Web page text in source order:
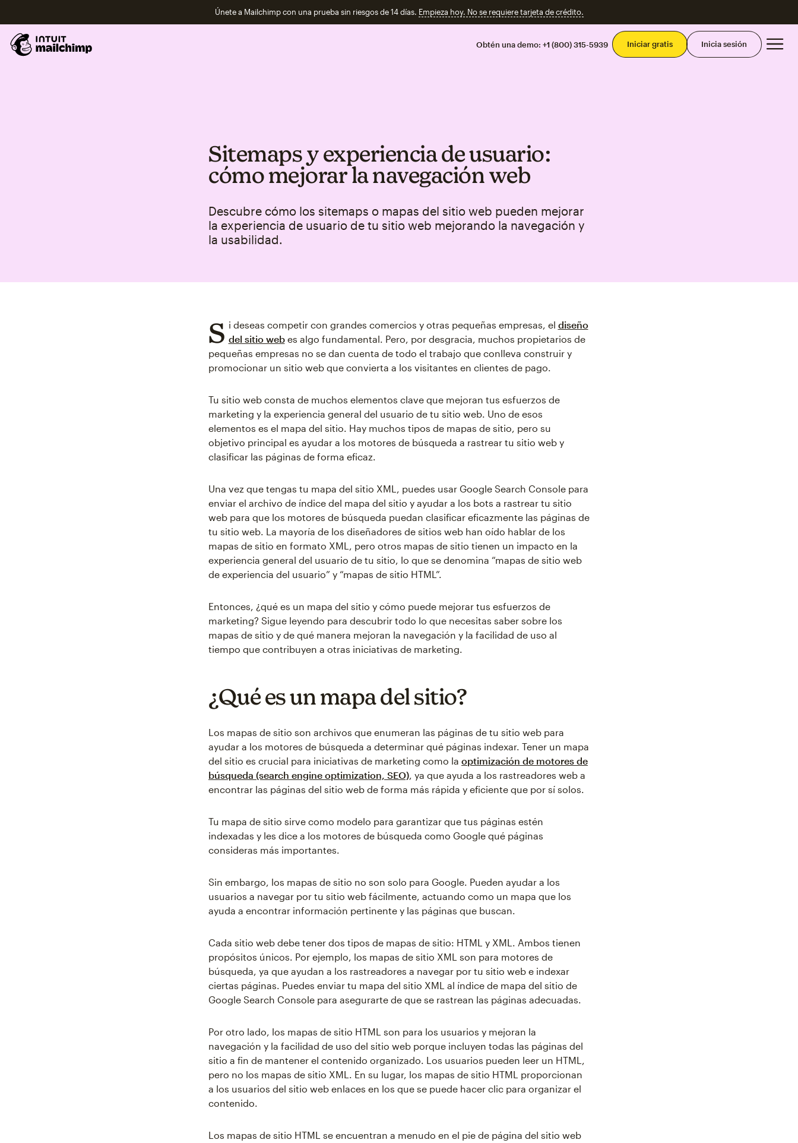
Únete a Mailchimp con una prueba sin riesgos de 14 días. Empieza hoy. No se requiere tarjeta de crédito.
Obtén una demo: +1 (800) 315-5939 Iniciar gratis Inicia sesión
Sitemaps y experiencia de usuario:
cómo mejorar la navegación web
Descubre cómo los sitemaps o mapas del sitio web pueden mejorar
la experiencia de usuario de tu sitio web mejorando la navegación y
la usabilidad.
S i deseas competir con grandes comercios y otras pequeñas empresas, el diseño
del sitio webes algo fundamental. Pero, por desgracia, muchos propietarios de
pequeñas empresas no se dan cuenta de todo el trabajo que conlleva construir y
promocionar un sitio web que convierta a los visitantes en clientes de pago.
Tu sitio web consta de muchos elementos clave que mejoran tus esfuerzos de
marketing y la experiencia general del usuario de tu sitio web. Uno de esos
elementos es el mapa del sitio. Hay muchos tipos de mapas de sitio, pero su
objetivo principal es ayudar a los motores de búsqueda a rastrear tu sitio web y
clasificar las páginas de forma eficaz.
Una vez que tengas tu mapa del sitio XML, puedes usar Google Search Console para
enviar el archivo de índice del mapa del sitio y ayudar a los bots a rastrear tu sitio
web para que los motores de búsqueda puedan clasificar eficazmente las páginas de
tu sitio web. La mayoría de los diseñadores de sitios web han oído hablar de los
mapas de sitio en formato XML, pero otros mapas de sitio tienen un impacto en la
experiencia general del usuario de tu sitio, lo que se denomina “mapas de sitio web
de experiencia del usuario” y “mapas de sitio HTML”.
Entonces, ¿qué es un mapa del sitio y cómo puede mejorar tus esfuerzos de
marketing? Sigue leyendo para descubrir todo lo que necesitas saber sobre los
mapas de sitio y de qué manera mejoran la navegación y la facilidad de uso al
tiempo que contribuyen a otras iniciativas de marketing.
¿Qué es un mapa del sitio?
Los mapas de sitio son archivos que enumeran las páginas de tu sitio web para
ayudar a los motores de búsqueda a determinar qué páginas indexar. Tener un mapa
del sitio es crucial para iniciativas de marketing como la optimización de motores de
búsqueda (search engine optimization, SEO), ya que ayuda a los rastreadores web a
encontrar las páginas del sitio web de forma más rápida y eficiente que por sí solos.
Tu mapa de sitio sirve como modelo para garantizar que tus páginas estén
indexadas y les dice a los motores de búsqueda como Google qué páginas
consideras más importantes.
Sin embargo, los mapas de sitio no son solo para Google. Pueden ayudar a los
usuarios a navegar por tu sitio web fácilmente, actuando como un mapa que los
ayuda a encontrar información pertinente y las páginas que buscan.
Cada sitio web debe tener dos tipos de mapas de sitio: HTML y XML. Ambos tienen
propósitos únicos. Por ejemplo, los mapas de sitio XML son para motores de
búsqueda, ya que ayudan a los rastreadores a navegar por tu sitio web e indexar
ciertas páginas. Puedes enviar tu mapa del sitio XML al índice de mapa del sitio de
Google Search Console para asegurarte de que se rastrean las páginas adecuadas.
Por otro lado, los mapas de sitio HTML son para los usuarios y mejoran la
navegación y la facilidad de uso del sitio web porque incluyen todas las páginas del
sitio a fin de mantener el contenido organizado. Los usuarios pueden leer un HTML,
pero no los mapas de sitio XML. En su lugar, los mapas de sitio HTML proporcionan
a los usuarios del sitio web enlaces en los que se puede hacer clic para organizar el
contenido.
Los mapas de sitio HTML se encuentran a menudo en el pie de página del sitio web